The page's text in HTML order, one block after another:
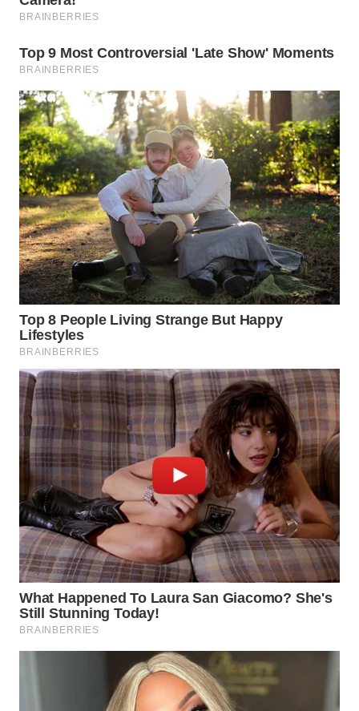
WN
WN
CIANJUR
WN
KEPULAUAN
SERIBU
WN
TANGERANG
WN
BINJAI
WN
CIREBON
WN
INDRAMAYU
WN
KUNINGAN
WN
MAJALENGKA
WN
SUBANG
WN
SUKABUMI